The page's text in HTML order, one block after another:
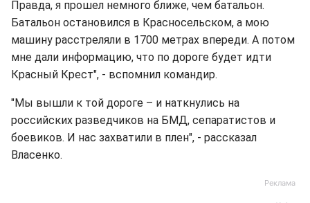
Правда, я прошел немного ближе, чем батальон.
Батальон остановился в Красносельском, а мою
машину расстреляли в 1700 метрах впереди. А потом
мне дали информацию, что по дороге будет идти
Красный Крест", - вспомнил командир.
"Мы вышли к той дороге – и наткнулись на
российских разведчиков на БМД, сепаратистов и
боевиков. И нас захватили в плен", - рассказал
Власенко.